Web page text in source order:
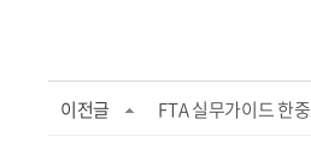
이전글
FTA 실무가이드 한중